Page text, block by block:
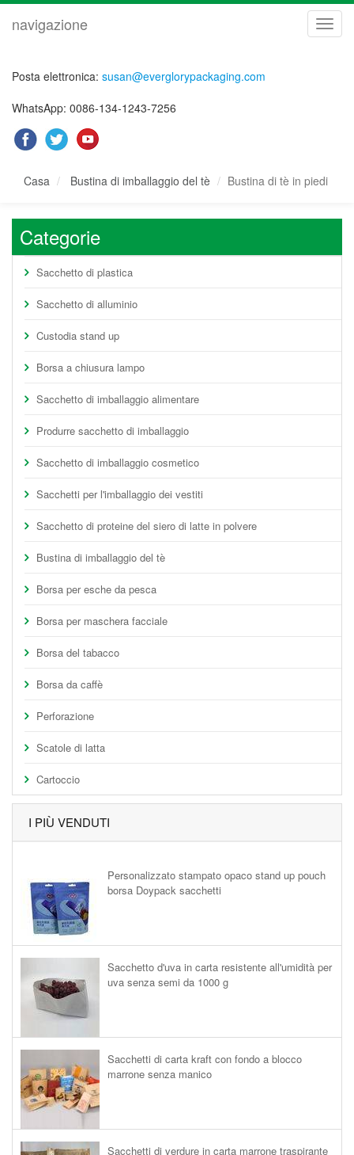
navigazione
Posta elettronica: susan@everglorypackaging.com
WhatsApp: 0086-134-1243-7256
Casa Bustina di imballaggio del tè Bustina di tè in piedi
Categorie
Sacchetto di plastica
Sacchetto di alluminio
Custodia stand up
Borsa a chiusura lampo
Sacchetto di imballaggio alimentare
Produrre sacchetto di imballaggio
Sacchetto di imballaggio cosmetico
Sacchetti per l'imballaggio dei vestiti
Sacchetto di proteine del siero di latte in polvere
Bustina di imballaggio del tè
Borsa per esche da pesca
Borsa per maschera facciale
Borsa del tabacco
Borsa da caffè
Perforazione
Scatole di latta
Cartoccio
I PIÙ VENDUTI
Personalizzato stampato opaco stand up pouch
borsa Doypack sacchetti
Sacchetto d'uva in carta resistente all'umidità per
uva senza semi da 1000 g
Sacchetti di carta kraft con fondo a blocco
marrone senza manico
Sacchetti di verdure in carta marrone traspirante